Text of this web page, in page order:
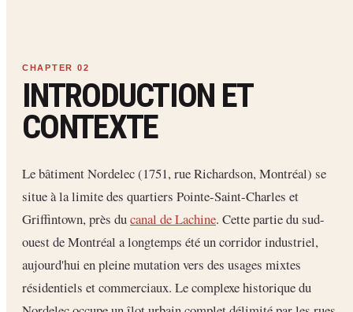
INTRODUCTION ET
CONTEXTE
Le bâtiment Nordelec (1751, rue Richardson, Montréal) se
situe à la limite des quartiers Pointe-Saint-Charles et
Griffintown, près ducanal de Lachine. Cette partie du sud-
ouest de Montréal a longtemps été un corridor industriel,
aujourd'hui en pleine mutation vers des usages mixtes
résidentiels et commerciaux. Le complexe historique du